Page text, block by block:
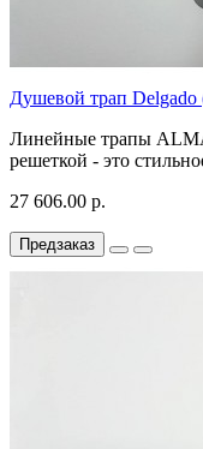
Душевой трап
Линейные трапы
решеткой - это
27 606.00 р.
Предзаказ